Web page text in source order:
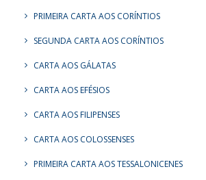
PRIMEIRA CARTA AOS CORÍNTIOS
SEGUNDA CARTA AOS CORÍNTIOS
CARTA AOS GÁLATAS
CARTA AOS EFÉSIOS
CARTA AOS FILIPENSES
CARTA AOS COLOSSENSES
PRIMEIRA CARTA AOS TESSALONICENES